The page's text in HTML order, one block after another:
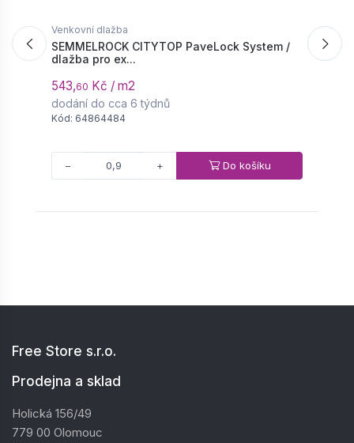
Venkovní dlažba
SEMMELROCK CITYTOP PaveLock System /
dlažba pro ex...
543,60 Kč / m2
dodání do cca 6 týdnů
Kód: 64864484
− + Do košíku
Free Store s.r.o.
Prodejna a sklad
Holická 156/49
779 00 Olomouc